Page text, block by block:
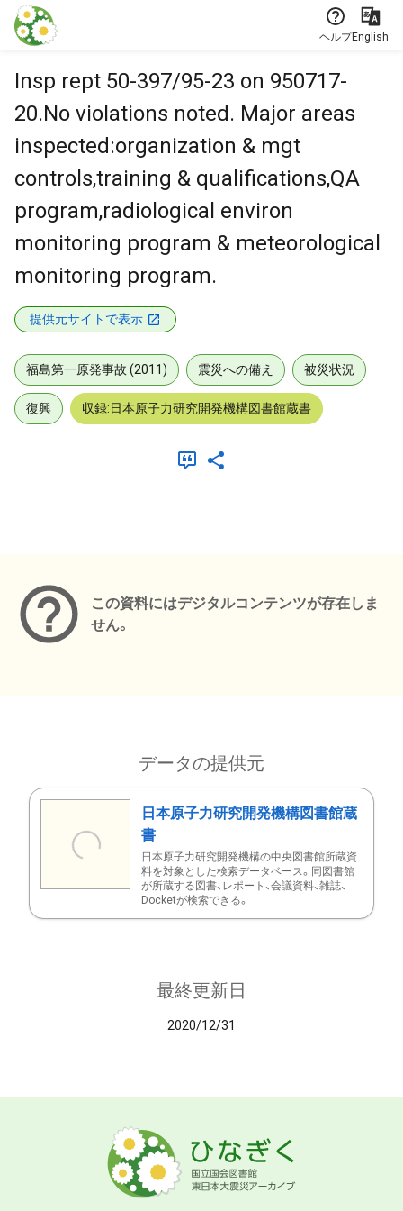
本文に飛ぶ
ヘルプEnglish
Insp rept 50-397/95-23 on 950717-
20.No violations noted. Major areas
inspected:organization & mgt
controls,training & qualifications,QA
program,radiological environ
monitoring program & meteorological
monitoring program.
提供元サイトで表示
福島第一原発事故 (2011) 震災への備え 被災状況
復興 収録:日本原子力研究開発機構図書館蔵書
この資料にはデジタルコンテンツが存在しま
せん。
データの提供元
日本原子力研究開発機構図書館蔵
書
日本原子力研究開発機構の中央図書館所蔵資
料を対象とした検索データベース。同図書館
が所蔵する図書、レポート、会議資料、雑誌、
Docketが検索できる。
最終更新日
2020/12/31